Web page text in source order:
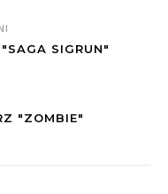
SIGRUN"
"ZOMBIE"